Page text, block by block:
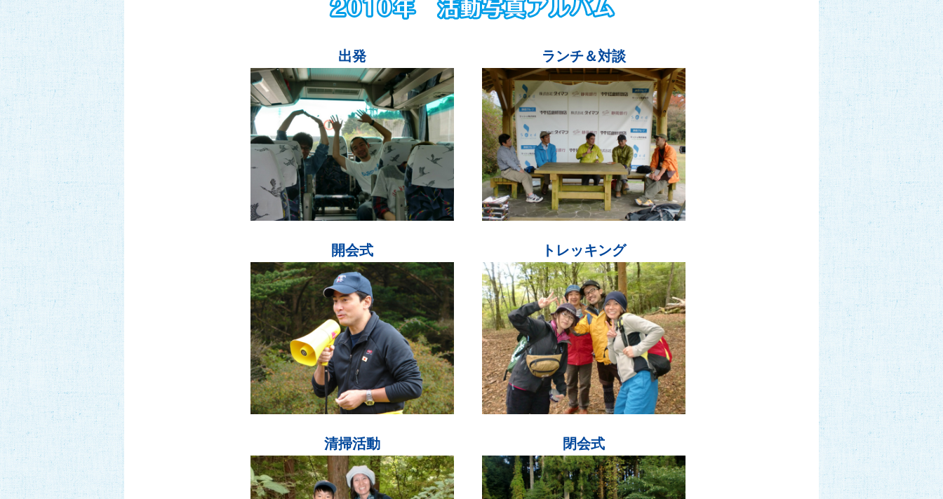
出発 ランチ＆対談
開会式 トレッキング
清掃活動 閉会式